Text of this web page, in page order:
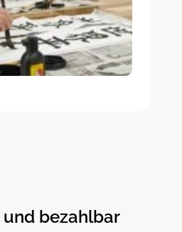
bezahlbar